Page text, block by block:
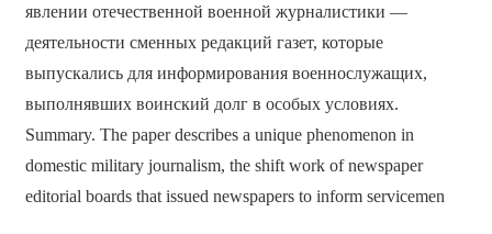
явлении отечественной военной журналистики —
деятельности сменных редакций газет, которые
выпускались для информирования военнослужащих,
выполнявших воинский долг в особых условиях.
Summary. The paper describes a unique phenomenon in
domestic military journalism, the shift work of newspaper
editorial boards that issued newspapers to inform servicemen